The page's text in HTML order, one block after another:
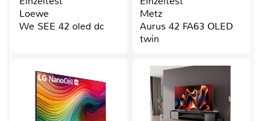
Loewe
We SEE 42 oled dc
Metz
Aurus 42 FA63 OLED
twin